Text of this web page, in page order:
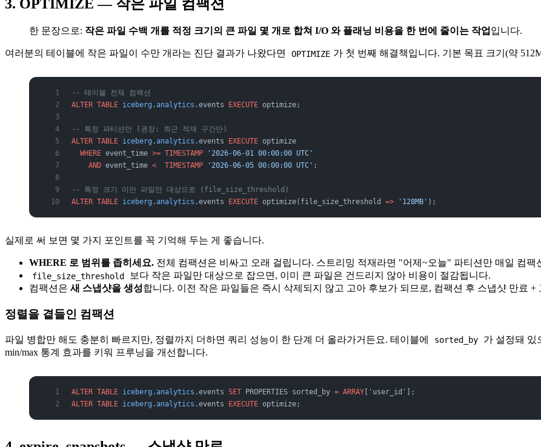
3. OPTIMIZE — 작은 파일 컴팩션
한 문장으로: 작은 파일 수백 개를 적정 크기의 큰 파일 몇 개로 합쳐 I/O 와 플래닝 비용을 한 번에 줄이는 작업 입니다.
여러분의 테이블에 작은 파일이 수만 개라는 진단 결과가 나왔다면 OPTIMIZE 가 첫 번째 해결책입니다. 기본 목표 크기(약
-- 테이블 전체 컴팩션
ALTER TABLE iceberg .analytics .events EXECUTE optimize;
-- 특정 파티션만 (권장: 최근 적재 구간만)
ALTER TABLE iceberg .analytics .events EXECUTE optimize
  WHERE
event_time >= TIMESTAMP '2026-06-01 00:00:00 UTC'
    AND
event_time <
  TIMESTAMP
'2026-06-05 00:00:00 UTC' ;
-- 특정 크기 미만 파일만 대상으로 (file_size_threshold)
ALTER TABLE iceberg .analytics .events EXECUTE optimize(file_size_threshold => '128MB' );
실제로 써 보면 몇 가지 포인트를 꼭 기억해 두는 게 좋습니다.
WHERE 로 범위를 좁히세요. 전체 컴팩션은 비싸고 오래 걸립니다. 스트리밍 적재라면 "어제~오늘" 파티션만 매일 컴팩
file_size_threshold
보다 작은 파일만 대상으로 잡으면, 이미 큰 파일은 건드리지 않아 비용이 절감됩니다.
컴팩션은 새 스냅샷을 생성합니다. 이전 작은 파일들은 즉시 삭제되지 않고 고아 후보가 되므로, 컴팩션 후 스냅샷 만료
정렬을 곁들인 컴팩션
파일 병합만 해도 충분히 빠르지만, 정렬까지 더하면 쿼리 성능이 한 단계 더 올라가거든요. 테이블에 sorted_by
가 설정돼 있
min/max 통계 효과를 키워 프루닝을 개선합니다.
ALTER TABLE iceberg .analytics .events SET PROPERTIES sorted_by = ARRAY ['user_id'];
ALTER TABLE iceberg .analytics .events EXECUTE optimize;